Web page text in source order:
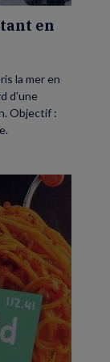
en
la mer en
d’une
Objectif :